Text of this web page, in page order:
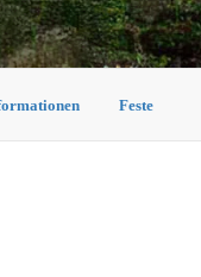
Feste